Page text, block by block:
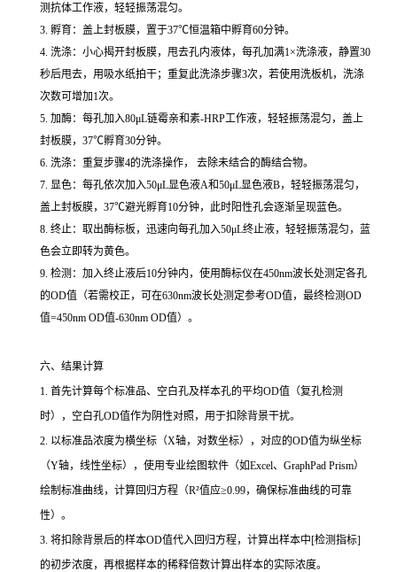
测抗体工作液，轻轻振荡混匀。
3. 孵育：盖上封板膜，置于37℃恒温箱中孵育60分钟。
4. 洗涤：小心揭开封板膜，甩去孔内液体，每孔加满1×洗涤液，静置30
秒后甩去，用吸水纸拍干；重复此洗涤步骤3次，若使用洗板机，洗涤
次数可增加1次。
5. 加酶：每孔加入80μL链霉亲和素-HRP工作液，轻轻振荡混匀，盖上
封板膜，37℃孵育30分钟。
6. 洗涤：重复步骤4的洗涤操作， 去除未结合的酶结合物。
7. 显色：每孔依次加入50μL显色液A和50μL显色液B，轻轻振荡混匀，
盖上封板膜，37℃避光孵育10分钟，此时阳性孔会逐渐呈现蓝色。
8. 终止：取出酶标板，迅速向每孔加入50μL终止液，轻轻振荡混匀，蓝
色会立即转为黄色。
9. 检测：加入终止液后10分钟内，使用酶标仪在450nm波长处测定各孔
的OD值（若需校正，可在630nm波长处测定参考OD值，最终检测OD
值=450nm OD值-630nm OD值）。
六、结果计算
1. 首先计算每个标准品、空白孔及样本孔的平均OD值（复孔检测
时），空白孔OD值作为阴性对照，用于扣除背景干扰。
2. 以标准品浓度为横坐标（X轴，对数坐标），对应的OD值为纵坐标
（Y轴，线性坐标），使用专业绘图软件（如Excel、GraphPad Prism）
绘制标准曲线，计算回归方程（R²值应≥0.99，确保标准曲线的可靠
性）。
3. 将扣除背景后的样本OD值代入回归方程，计算出样本中[检测指标]
的初步浓度，再根据样本的稀释倍数计算出样本的实际浓度。